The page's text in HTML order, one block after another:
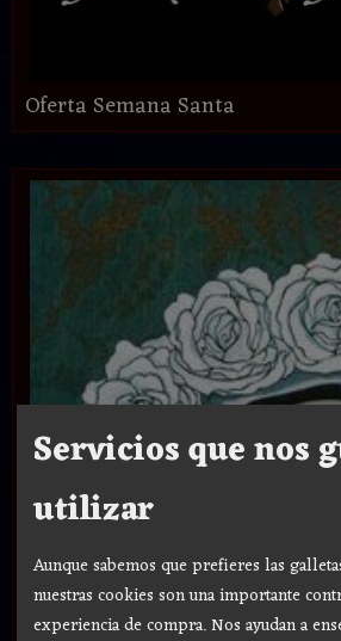
Oferta Semana Santa
Servicios que nos
utilizar
Aunque sabemos que prefieres las
nuestras cookies son una importante
experiencia de compra. Nos ayudan a